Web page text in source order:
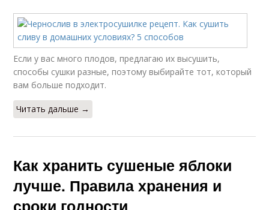
Если у вас много плодов, предлагаю их высушить,
способы сушки разные, поэтому выбирайте тот, который
вам больше подходит.
Читать дальше →
Как хранить сушеные яблоки
лучше. Правила хранения и